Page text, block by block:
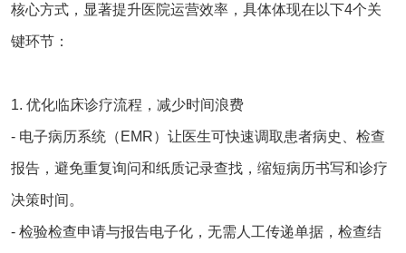
核心方式，显著提升医院运营效率，具体体现在以下4个关
键环节：
1. 优化临床诊疗流程，减少时间浪费
- 电子病历系统（EMR）让医生可快速调取患者病史、检查
报告，避免重复询问和纸质记录查找，缩短病历书写和诊疗
决策时间。
- 检验检查申请与报告电子化，无需人工传递单据，检查结